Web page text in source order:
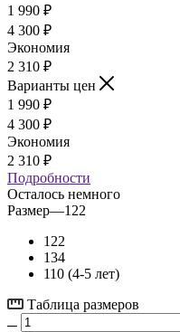
1 990 ₽
4 300 ₽
Экономия
2 310 ₽
Варианты цен
1 990 ₽
4 300 ₽
Экономия
2 310 ₽
Подробности
Осталось немного
Размер—122
122
134
110 (4-5 лет)
Таблица размеров